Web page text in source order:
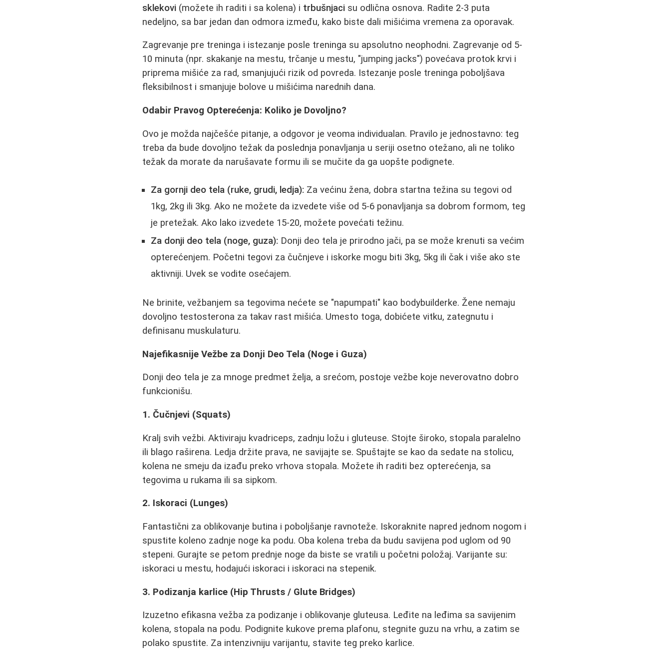
sklekovi (možete ih raditi i sa kolena) i trbušnjaci su odlična osnova. Radite 2-3 puta
nedeljno, sa bar jedan dan odmora između, kako biste dali mišićima vremena za oporavak.
Zagrevanje pre treninga i istezanje posle treninga su apsolutno neophodni. Zagrevanje od 5-
10 minuta (npr. skakanje na mestu, trčanje u mestu, "jumping jacks") povećava protok krvi i
priprema mišiće za rad, smanjujući rizik od povreda. Istezanje posle treninga poboljšava
fleksibilnost i smanjuje bolove u mišićima narednih dana.
Odabir Pravog Opterećenja: Koliko je Dovoljno?
Ovo je možda najčešće pitanje, a odgovor je veoma individualan. Pravilo je jednostavno: teg
treba da bude dovoljno težak da poslednja ponavljanja u seriji osetno otežano, ali ne toliko
težak da morate da narušavate formu ili se mučite da ga uopšte podignete.
Za gornji deo tela (ruke, grudi, ledja): Za većinu žena, dobra startna težina su tegovi od
1kg, 2kg ili 3kg. Ako ne možete da izvedete više od 5-6 ponavljanja sa dobrom formom, teg
je pretežak. Ako lako izvedete 15-20, možete povećati težinu.
Za donji deo tela (noge, guza): Donji deo tela je prirodno jači, pa se može krenuti sa većim
opterećenjem. Početni tegovi za čučnjeve i iskorke mogu biti 3kg, 5kg ili čak i više ako ste
aktivniji. Uvek se vodite osećajem.
Ne brinite,vežbanjem sa tegovima nećete se "napumpati" kao bodybuilderke. Žene nemaju
dovoljno testosterona za takav rast mišića. Umesto toga, dobićete vitku, zategnutu i
definisanu muskulaturu.
Najefikasnije Vežbe za Donji Deo Tela (Noge i Guza)
Donji deo tela je za mnoge predmet želja, a srećom, postoje vežbe koje neverovatno dobro
funkcionišu.
1. Čučnjevi (Squats)
Kralj svih vežbi. Aktiviraju kvadriceps, zadnju ložu i gluteuse. Stojte široko, stopala paralelno
ili blago raširena. Ledja držite prava, ne savijajte se. Spuštajte se kao da sedate na stolicu,
kolena ne smeju da izađu preko vrhova stopala. Možete ih raditi bez opterećenja, sa
tegovima u rukama ili sa sipkom.
2. Iskoraci (Lunges)
Fantastični za oblikovanje butina i poboljšanje ravnoteže. Iskoraknite napred jednom nogom i
spustite koleno zadnje noge ka podu. Oba kolena treba da budu savijena pod uglom od 90
stepeni. Gurajte se petom prednje noge da biste se vratili u početni položaj. Varijante su:
iskoraci u mestu, hodajući iskoraci i iskoraci na stepenik.
3. Podizanja karlice (Hip Thrusts / Glute Bridges)
Izuzetno efikasna vežba za podizanje i oblikovanje gluteusa. Leđite na leđima sa savijenim
kolena, stopala na podu. Podignite kukove prema plafonu, stegnite guzu na vrhu, a zatim se
polako spustite. Za intenzivniju varijantu, stavite teg preko karlice.